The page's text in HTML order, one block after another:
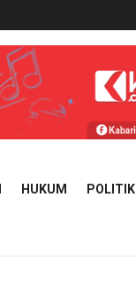
HUKUM POLITIK